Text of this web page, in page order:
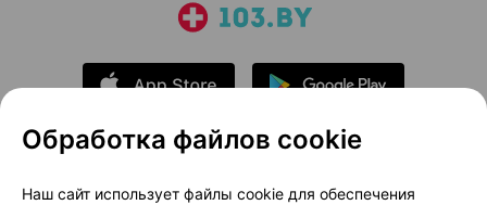
О проекте
Новости проекта
Обработка файлов cookie
Наш сайт использует файлы cookie для обеспечения